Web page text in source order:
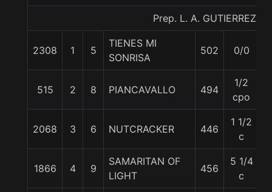
Prep. L. A. GUTIERREZ P.
2308 1 5
TIENES MI
SONRISA
502 0/0
515 2 8 PIANCAVALLO 494
1/2
cpo
2068 3 6 NUTCRACKER 446
1 1/2
c
1866 4 9
SAMARITAN OF
LIGHT
456
5 1/4
c